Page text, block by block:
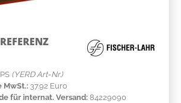
(YERD Art-Nr.)
MwSt.: 37.92 Euro
für internat. Versand:84229090